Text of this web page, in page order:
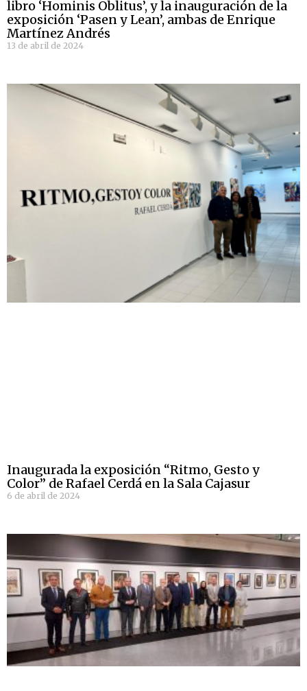
libro ‘Hominis Oblitus’, y la inauguración de la
exposición ‘Pasen y Lean’, ambas de Enrique
Martínez Andrés
13 de abril de 2024
Inaugurada la exposición “Ritmo, Gesto y
Color” de Rafael Cerdá en la Sala Cajasur
6 de abril de 2024